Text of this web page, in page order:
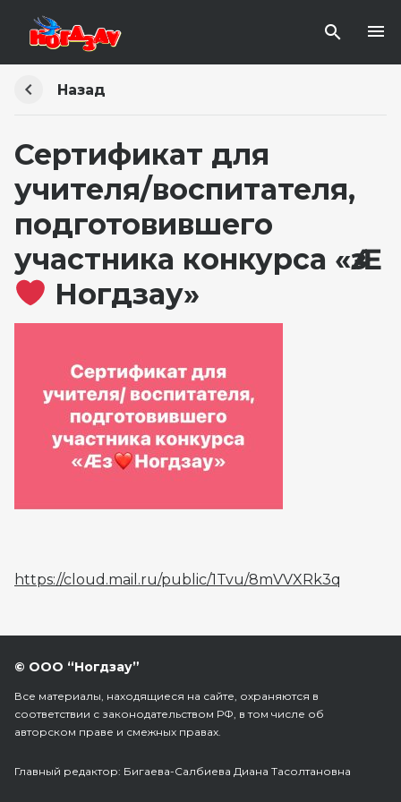
Назад
Сертификат для
учителя/воспитателя,
подготовившего
участника конкурса «Ӕз
Ногдзау»
https://cloud.mail.ru/public/1Tvu/8mVVXRk3q
© ООО “Ногдзау”
Все материалы, находящиеся на сайте, охраняются в
соответствии с законодательством РФ, в том числе об
авторском праве и смежных правах.
Главный редактор: Бигаева-Салбиева Диана Тасолтановна